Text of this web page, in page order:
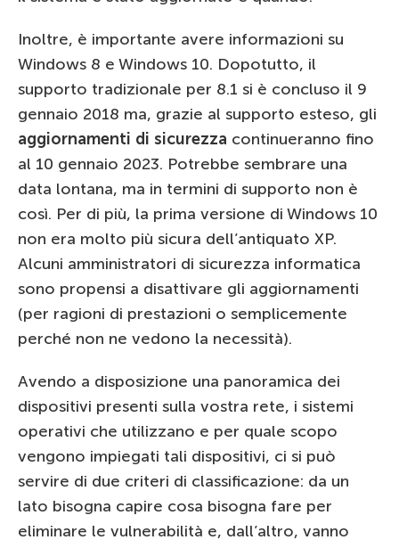
Inoltre, è importante avere informazioni su
Windows 8 e Windows 10. Dopotutto, il
supporto tradizionale per 8.1 si è concluso il 9
gennaio 2018 ma, grazie al supporto esteso, gli
aggiornamenti di sicurezza continueranno fino
al 10 gennaio 2023. Potrebbe sembrare una
data lontana, ma in termini di supporto non è
così. Per di più, la prima versione di Windows 10
non era molto più sicura dell’antiquato XP.
Alcuni amministratori di sicurezza informatica
sono propensi a disattivare gli aggiornamenti
(per ragioni di prestazioni o semplicemente
perché non ne vedono la necessità).
Avendo a disposizione una panoramica dei
dispositivi presenti sulla vostra rete, i sistemi
operativi che utilizzano e per quale scopo
vengono impiegati tali dispositivi, ci si può
servire di due criteri di classificazione: da un
lato bisogna capire cosa bisogna fare per
eliminare le vulnerabilità e, dall’altro, vanno